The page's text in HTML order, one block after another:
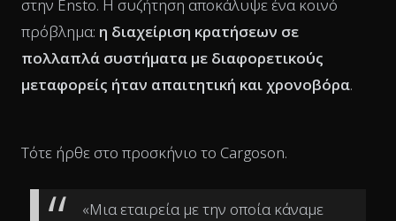
στην Ensto. Η συζήτηση αποκάλυψε ένα κοινό
πρόβλημα: η διαχείριση κρατήσεων σε
πολλαπλά συστήματα με διαφορετικούς
μεταφορείς ήταν απαιτητική και χρονοβόρα.
Τότε ήρθε στο προσκήνιο το Cargoson.
«Μια εταιρεία με την οποία κάναμε